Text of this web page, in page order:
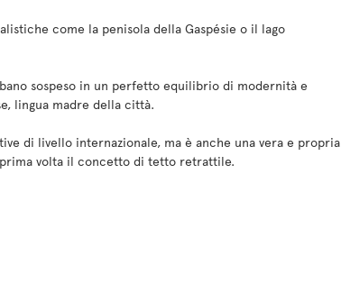
come la penisola della Gaspésie o il lago
sospeso in un perfetto equilibrio di modernità e
lingua madre della città.
di livello internazionale, ma è anche una vera e propria
volta il concetto di tetto retrattile.